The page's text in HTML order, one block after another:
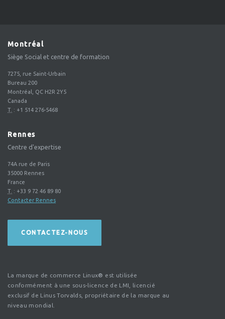
Montréal
Siège Social et centre de formation
7275, rue Saint-Urbain
Bureau 200
Montréal, QC H2R 2Y5
Canada
T. : +1 514 276-5468
Rennes
Centre d'expertise
74A rue de Paris
35000 Rennes
France
T. : +33 9 72 46 89 80
Contacter Rennes
CONTACTEZ-NOUS
La marque de commerce Linux® est utilisée
conformément à une sous-licence de LMI, licencié
exclusif de Linus Torvalds, propriétaire de la marque au
niveau mondial.